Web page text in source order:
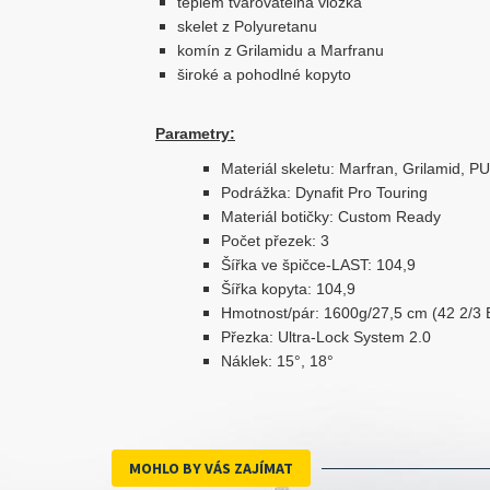
skelet z Polyuretanu
komín z Grilamidu a Marfranu
široké a pohodlné kopyto
Parametry:
Materiál skeletu: Marfran, Grilamid, PU
Podrážka: Dynafit Pro Touring
Materiál botičky: Custom Ready
Počet přezek: 3
Šířka ve špičce-LAST: 104,9
Šířka kopyta: 104,9
Hmotnost/pár: 1600g/27,5 cm (42 2/3
Přezka: Ultra-Lock System 2.0
Náklek: 15°, 18°
MOHLO BY VÁS ZAJÍMAT